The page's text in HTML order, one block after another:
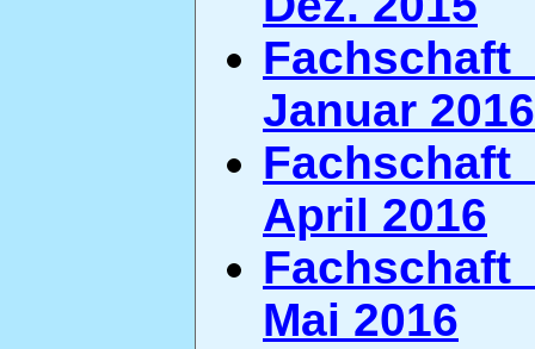
Fachschaft
Januar 2016
Fachschaft
April 2016
Mai 2016